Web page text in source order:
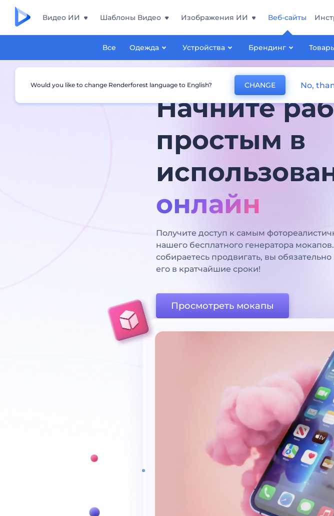
Видео ИИ Шаблоны Видео Изображения ИИ Веб-сайты
Все Одежда Устройства Брендинг
Начните
простым в
онлайн
Получите доступ к самым
нашего бесплатного генератора
собираетесь продвигать, вы
его в кратчайшие сроки!
Просмотреть мокапы
Would you like to change Renderforest language to English? CHANGE No,